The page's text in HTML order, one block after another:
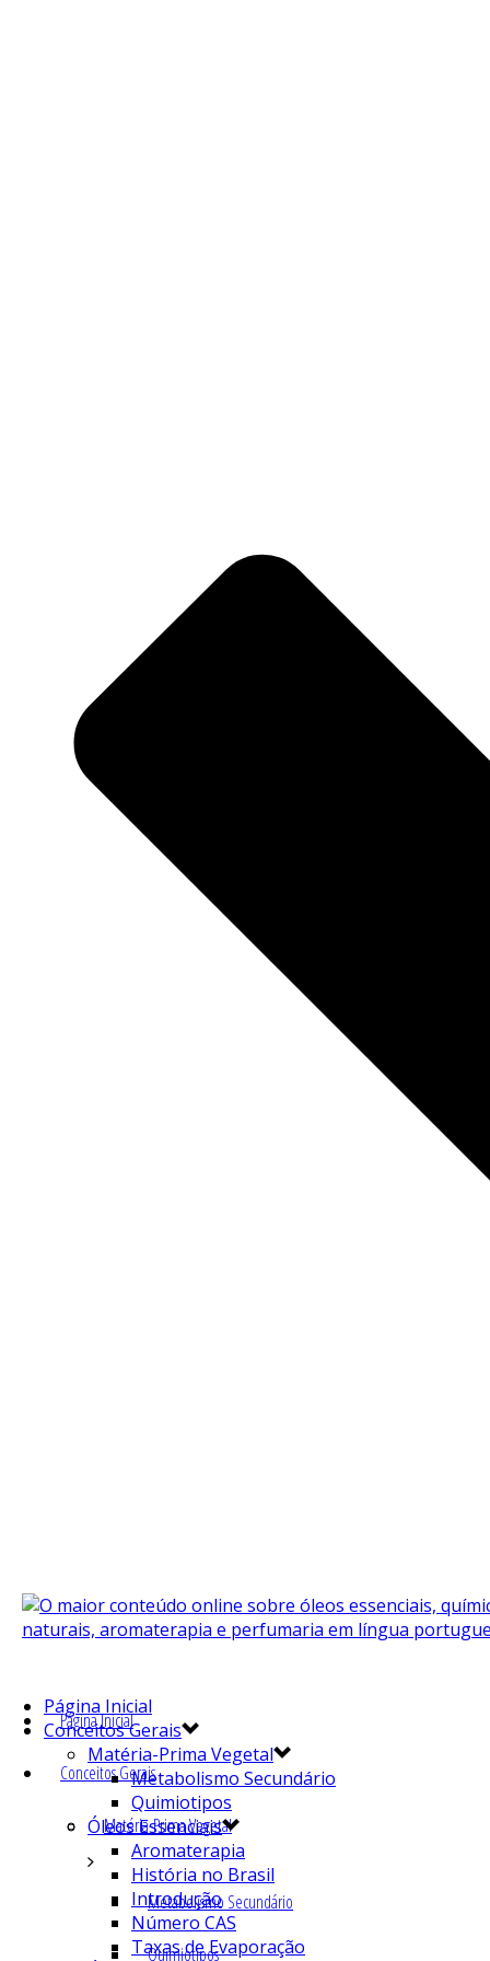
Página Inicial
Conceitos Gerais
Matéria-Prima Vegetal
Metabolismo Secundário
Quimiotipos
Página Inicial
Conceitos Gerais
Matéria-Prima Vegetal
Metabolismo Secundário
Quimiotipos
Óleos Essenciais
Aromaterapia
História no Brasil
Introdução
Número CAS
Taxas de Evaporação